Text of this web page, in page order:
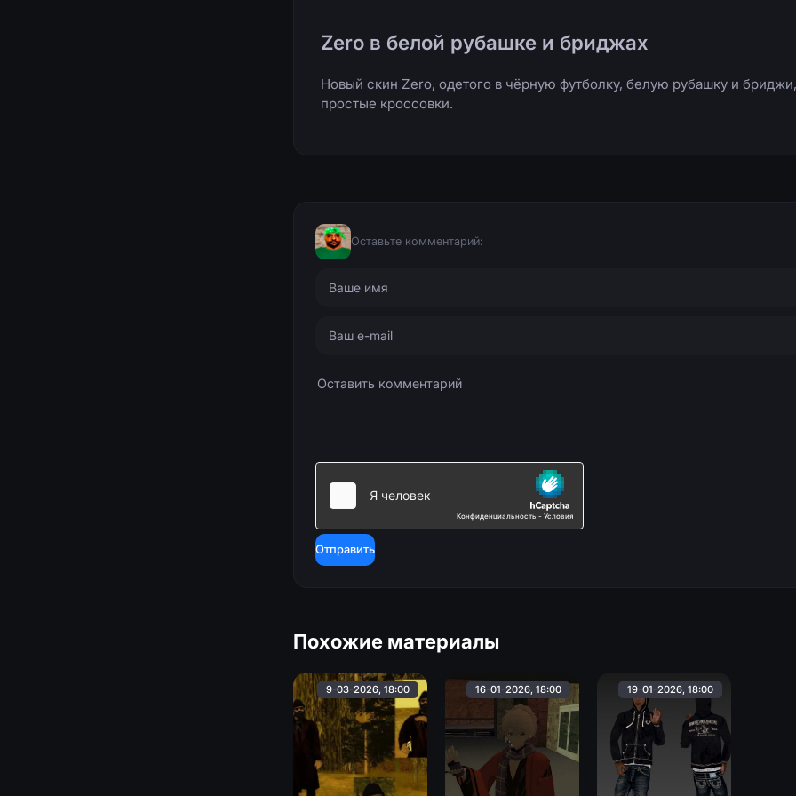
Zero в белой рубашке и бриджах
Новый скин Zero, одетого в чёрную футболку, белую рубашку и
простые кроссовки.
Оставьте комментарий:
Отправить
Похожие материалы
9-03-2026, 18:00 16-01-2026, 18:00 19-01-2026, 18:00